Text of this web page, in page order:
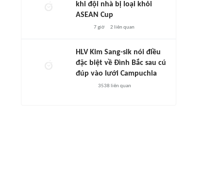
khi đội nhà bị loại khỏi
ASEAN Cup
7 giờ 2 liên quan
HLV Kim Sang-sik nói điều
đặc biệt về Đình Bắc sau cú
đúp vào lưới Campuchia
3538 liên quan